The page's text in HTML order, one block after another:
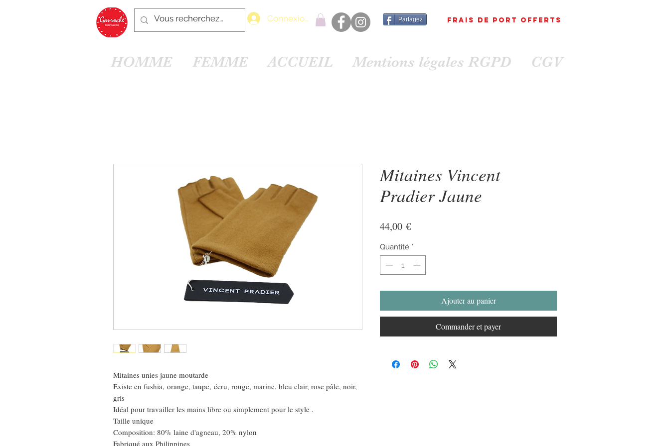
Connexion Partagez FRAIS DE PORT OFFErts
HOMME FEMME ACCUEIL Mentions légales RGPD CGV
Mitaines unies jaune moutarde
Existe en fushia, orange, taupe, écru, rouge, marine, bleu clair, rose pâle, noir,
gris
Idéal pour travailler les mains libre ou simplement pour le style .
Taille unique
Composition: 80% laine d'agneau, 20% nylon
Fabriqué aux Philippines
Mitaines Vincent
Pradier Jaune
44,00 €Prix
Quantité *
Ajouter au panier
Commander et payer